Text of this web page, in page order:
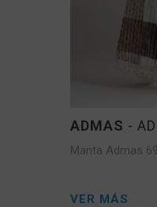
ADMAS -
Manta Admas
VER MÁS